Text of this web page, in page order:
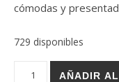
cómodas y
729 disponibles
BAILARINASAÑADIR